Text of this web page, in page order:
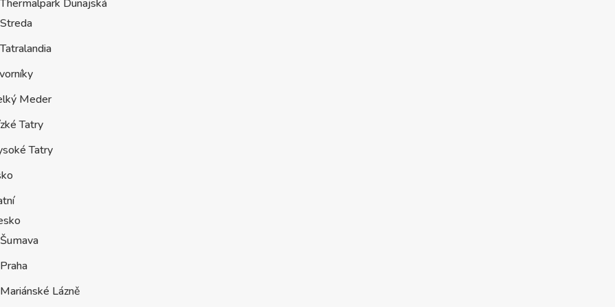
Thermalpark Dunajská
Streda
Tatralandia
Meder
Tatry
Tatry
Šumava
Praha
Mariánské Lázně